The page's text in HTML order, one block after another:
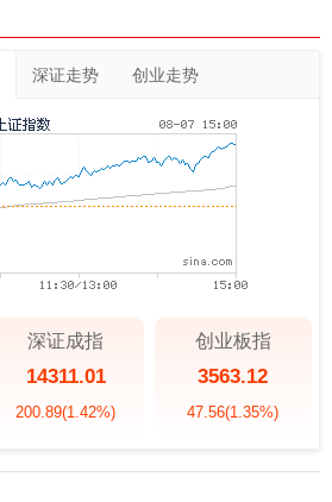
深证走势 创业走势
深证成指
14311.01
200.89(1.42%)
创业板指
3563.12
47.56(1.35%)